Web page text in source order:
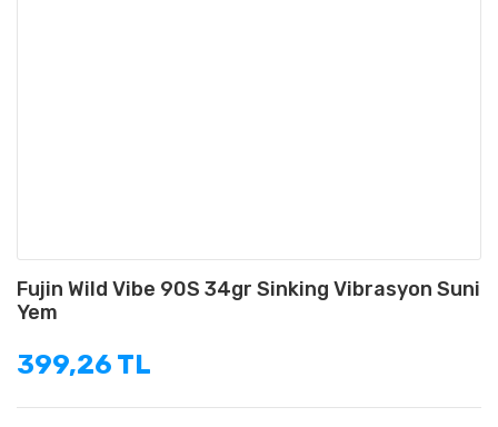
Fujin Wild Vibe 90S 34gr Sinking Vibrasyon Suni
Yem
399,26 TL